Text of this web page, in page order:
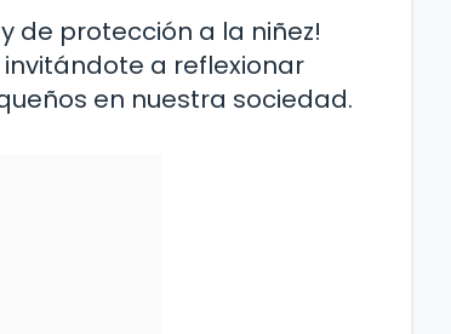
de protección a la niñez!
a reflexionar
en nuestra sociedad.